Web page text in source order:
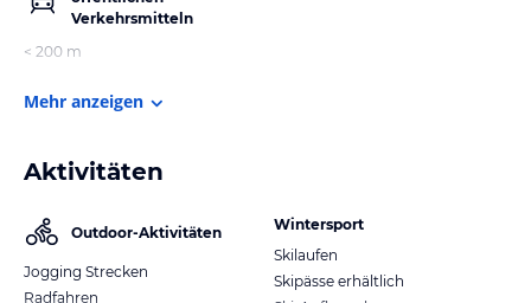
Verkehrsmitteln
< 200 m
Mehr anzeigen
Aktivitäten
Outdoor-Aktivitäten
Jogging Strecken
Radfahren
Wintersport
Skilaufen
Skipässe erhältlich